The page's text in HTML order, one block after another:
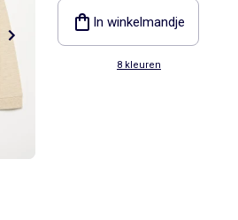
In winkelmandje
8 kleuren